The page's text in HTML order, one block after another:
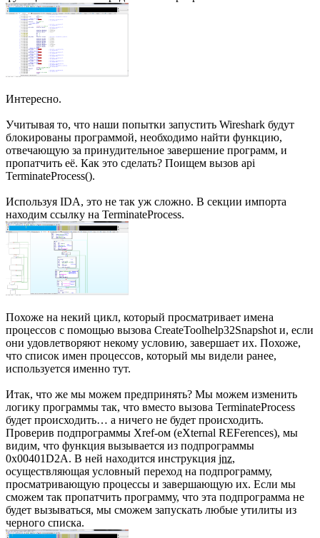
Интересно.
Учитывая то, что наши попытки запустить Wireshark будут
блокированы программой, необходимо найти функцию,
отвечающую за принудительное завершение программ, и
пропатчить её. Как это сделать? Поищем вызов api
TerminateProcess().
Используя IDA, это не так уж сложно. В секции импорта
находим ссылку на TerminateProcess.
Похоже на некий цикл, который просматривает имена
процессов с помощью вызова CreateToolhelp32Snapshot и, если
они удовлетворяют некому условию, завершает их. Похоже,
что список имен процессов, который мы видели ранее,
используется именно тут.
Итак, что же мы можем предпринять? Мы можем изменить
логику программы так, что вместо вызова TerminateProcess
будет происходить… а ничего не будет происходить.
Проверив подпрограммы Xref-ом (eXternal REFerences), мы
видим, что функция вызывается из подпрограммы
0x00401D2A. В ней находится инструкция jnz,
осуществляющая условный переход на подпрограмму,
просматривающую процессы и завершающую их. Если мы
сможем так пропатчить программу, что эта подпрограмма не
будет вызываться, мы сможем запускать любые утилиты из
черного списка.